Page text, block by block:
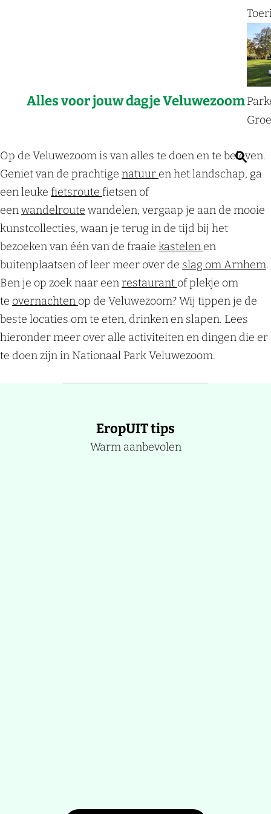
Z
o
k
Alles voor jouw dagje Veluwezoom
Op de Veluwezoom is van alles te doen en te beleven.
Geniet van de prachtige natuur en het landschap, ga
een leuke fietsroute fietsen of
eenwandelroute wandelen, vergaap je aan de mooie
kunstcollecties, waan je terug in de tijd bij het
bezoeken van één van de fraaie kastelen en
buitenplaatsen of leer meer over de slag om Arnhem.
Ben je op zoek naar eenrestaurant of plekje om
te overnachten op de Veluwezoom? Wij tippen je de
beste locaties om te eten, drinken en slapen. Lees
hieronder meer over alle activiteiten en dingen die er
te doen zijn in Nationaal Park Veluwezoom.
EropUIT tips
Warm aanbevolen